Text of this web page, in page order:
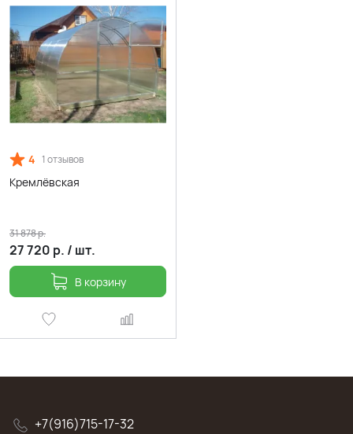
4 1 отзывов
Кремлёвская
27 720 р. / шт.
31 878р.
В корзину
+7(916)715-17-32